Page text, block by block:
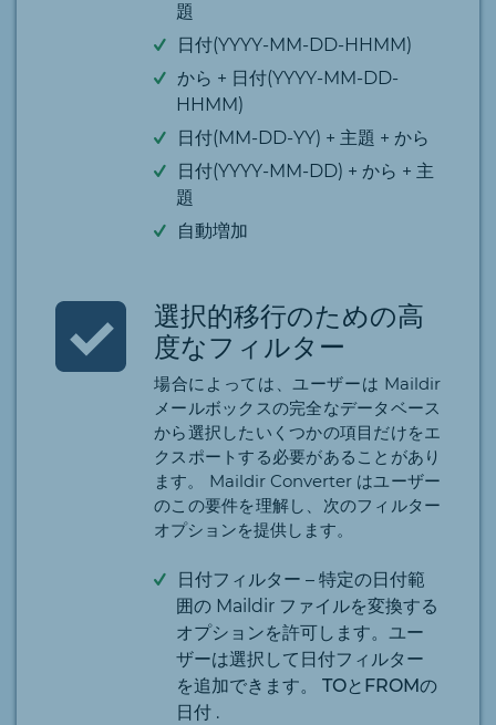
題
日付(YYYY-MM-DD-HHMM)
から + 日付(YYYY-MM-DD-
HHMM)
日付(MM-DD-YY) + 主題 + から
日付(YYYY-MM-DD) + から + 主
題
自動増加
選択的移行のための高
度なフィルター
場合によっては、ユーザーは Maildir
メールボックスの完全なデータベース
から選択したいくつかの項目だけをエ
クスポートする必要があることがあり
ます。 Maildir Converter はユーザー
のこの要件を理解し、次のフィルター
オプションを提供します。
日付フィルター – 特定の日付範
囲の Maildir ファイルを変換する
オプションを許可します。ユー
ザーは選択して日付フィルター
を追加できます。 TOとFROMの
日付 .